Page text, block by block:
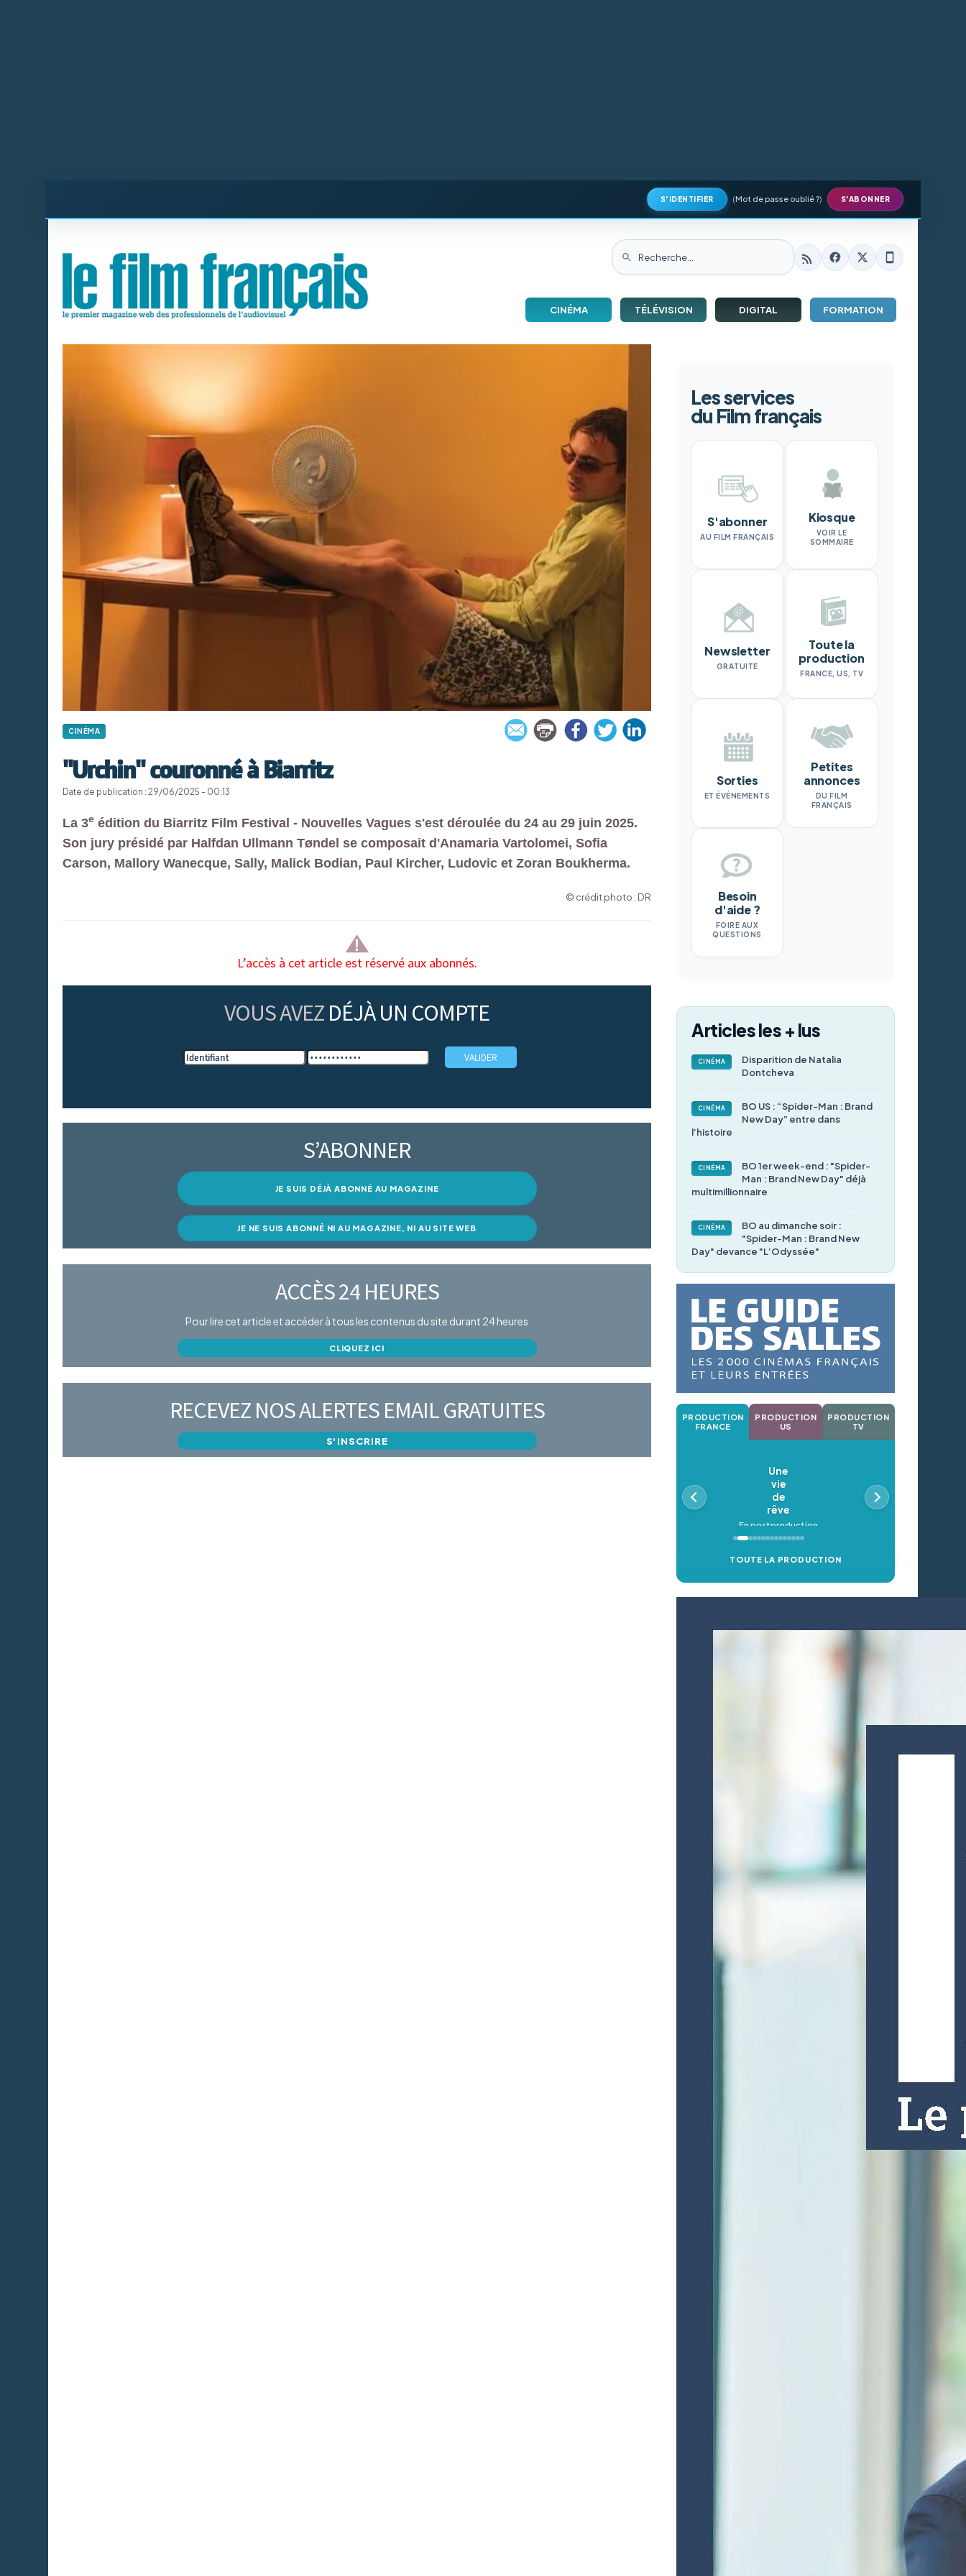
S'IDENTIFIER (Mot de passe oublié ?) S'ABONNER
CINÉMA TÉLÉVISION DIGITAL FORMATION
CINÉMA
"Urchin" couronné à Biarritz
Date de publication : 29/06/2025 - 00:13
La 3e édition du Biarritz Film Festival - Nouvelles Vagues s'est déroulée du 24 au 29 juin 2025.
Son jury présidé par Halfdan Ullmann Tøndel se composait d'Anamaria Vartolomei, Sofia
Carson, Mallory Wanecque, Sally, Malick Bodian, Paul Kircher, Ludovic et Zoran Boukherma.
© crédit photo : DR
L’accès à cet article est réservé aux abonnés.
VOUS AVEZ DÉJÀ UN COMPTE
S’ABONNER
JE SUIS DÉJÀ ABONNÉ AU MAGAZINE
JE NE SUIS ABONNÉ NI AU MAGAZINE, NI AU SITE WEB
ACCÈS 24 HEURES
Pour lire cet article et accéder à tous les contenus du site durant 24 heures
CLIQUEZ ICI
RECEVEZ NOS ALERTES EMAIL GRATUITES
S'INSCRIRE
Les services
du Film français
S'abonner
AU FILM FRANÇAIS
Kiosque
VOIR LE
SOMMAIRE
Newsletter
GRATUITE
Toute la
production
FRANCE, US, TV
Sorties
ET ÉVÉNEMENTS
Petites
annonces
DU FILM
FRANÇAIS
Besoin
d'aide ?
FOIRE AUX
QUESTIONS
Articles les + lus
CINÉMA
Disparition de Natalia
Dontcheva
CINÉMA
BO US : “Spider-Man : Brand
New Day” entre dans
l’histoire
CINÉMA
BO 1er week-end : "Spider-
Man : Brand New Day" déjà
multimillionnaire
CINÉMA
BO au dimanche soir :
"Spider-Man : Brand New
Day" devance "L’Odyssée"
PRODUCTION
FRANCE
PRODUCTION
US
PRODUCTION
TV
Une
vie
de
rêve
En postproduction
TOUTE LA PRODUCTION